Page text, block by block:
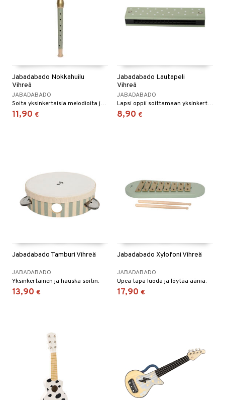
Jabadabado Nokkahuilu
Vihreä
JABADABADO
Soita yksinkertaisia melodioita ja tutustu, miltä eri sävelet kuulostavat!
11,90 €
Jabadabado Lautapeli
Vihreä
JABADABADO
Lapsi oppii soittamaan yksinkertaisia melodioita!
8,90 €
Jabadabado Tamburi Vihreä
JABADABADO
Yksinkertainen ja hauska soitin.
13,90 €
Jabadabado Xylofoni Vihreä
JABADABADO
Upea tapa luoda ja löytää ääniä.
17,90 €